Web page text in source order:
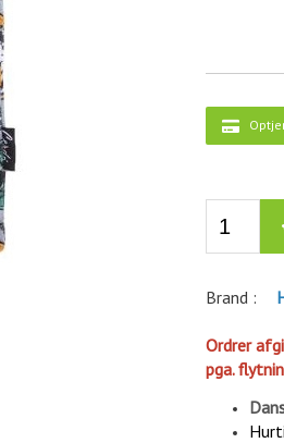
Brand :
Ordrer
pga.